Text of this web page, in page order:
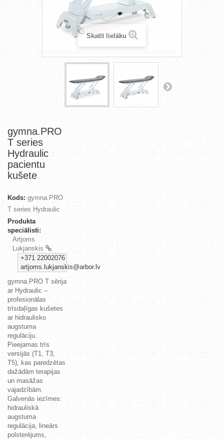
Skatīt lielāku
gymna.PRO
T series
Hydraulic
pacientu
kušete
Kods: gymna.PRO
T series Hydraulic
Produkta
speciālisti:
Artjoms
Lukjanskis
+371 22002076
artjoms.lukjanskis@arbor.lv
gymna.PRO T sērija
ar Hydraulic –
profesionālas
trīsdaļīgas kušetes
ar hidraulisko
augstuma
regulāciju.
Pieejamas trīs
versijās (T1, T3,
T5), kas paredzētas
dažādām terapijas
un masāžas
vajadzībām.
Galvenās iezīmes:
hidrauliskā
augstuma
regulācija, lineārs
polsterējums,